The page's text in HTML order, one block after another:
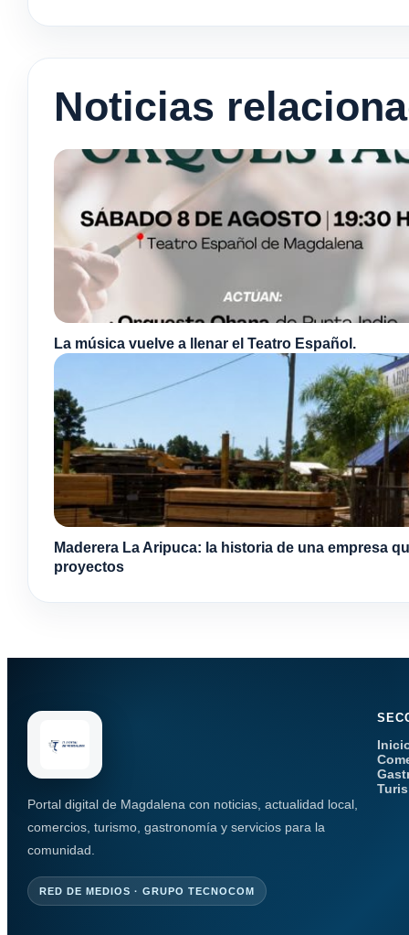
Noticias
La música vuelve a llenar el Teatro Español.
Maderera La Aripuca: la historia de una empresa
proyectos
Portal digital de Magdalena con noticias, actualidad local,
comercios, turismo, gastronomía y servicios para la
comunidad.
RED DE MEDIOS · GRUPO TECNOCOM